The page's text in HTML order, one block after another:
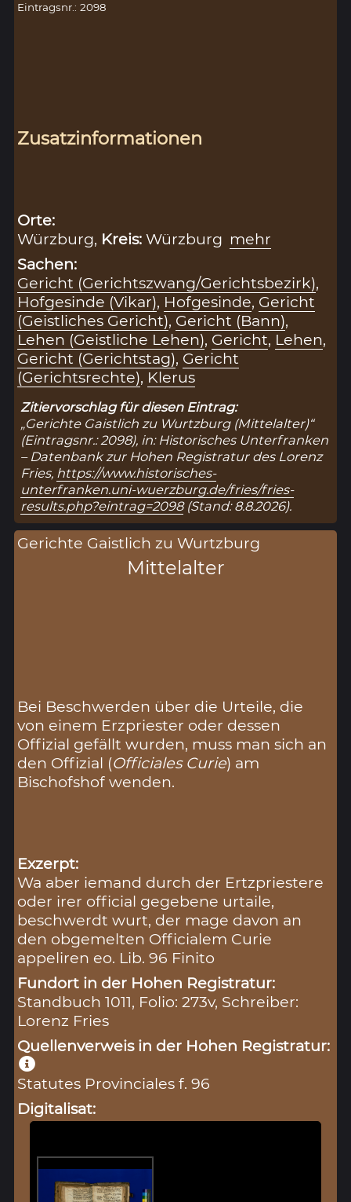
Eintragsnr.: 2098
Zusatzinformationen
Orte:
Würzburg, Kreis:Würzburg mehr
Sachen:
Gericht (Gerichtszwang/Gerichtsbezirk),
Hofgesinde (Vikar), Hofgesinde, Gericht
(Geistliches Gericht), Gericht (Bann),
Lehen (Geistliche Lehen), Gericht, Lehen,
Gericht (Gerichtstag), Gericht
(Gerichtsrechte), Klerus
Zitiervorschlag für diesen Eintrag:
„Gerichte Gaistlich zu Wurtzburg (Mittelalter)“
(Eintragsnr.: 2098), in: Historisches Unterfranken
– Datenbank zur Hohen Registratur des Lorenz
Fries, https://www.historisches-
unterfranken.uni-wuerzburg.de/fries/fries-
results.php?eintrag=2098(Stand: 8.8.2026).
Gerichte Gaistlich zu Wurtzburg
Mittelalter
Bei Beschwerden über die Urteile, die
von einem Erzpriester oder dessen
Offizial gefällt wurden, muss man sich an
den Offizial (Officiales Curie) am
Bischofshof wenden.
Exzerpt:
Wa aber iemand durch der Ertzpriestere
oder irer official gegebene urtaile,
beschwerdt wurt, der mage davon an
den obgemelten Officialem Curie
appeliren eo. Lib. 96 Finito
Fundort in der Hohen Registratur:
Standbuch 1011, Folio: 273v, Schreiber:
Lorenz Fries
Quellenverweis in der Hohen Registratur:
Statutes Provinciales f. 96
Digitalisat: